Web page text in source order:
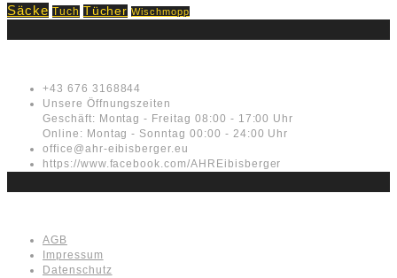
Säcke Tuch Tücher Wischmopp
+43 676 3168844
Unsere Öffnungszeiten
Geschäft: Montag - Freitag 08:00 - 17:00 Uhr
Online: Montag - Sonntag 00:00 - 24:00 Uhr
office@ahr-eibisberger.eu
https://www.facebook.com/AHREibisberger
AGB
Impressum
Datenschutz